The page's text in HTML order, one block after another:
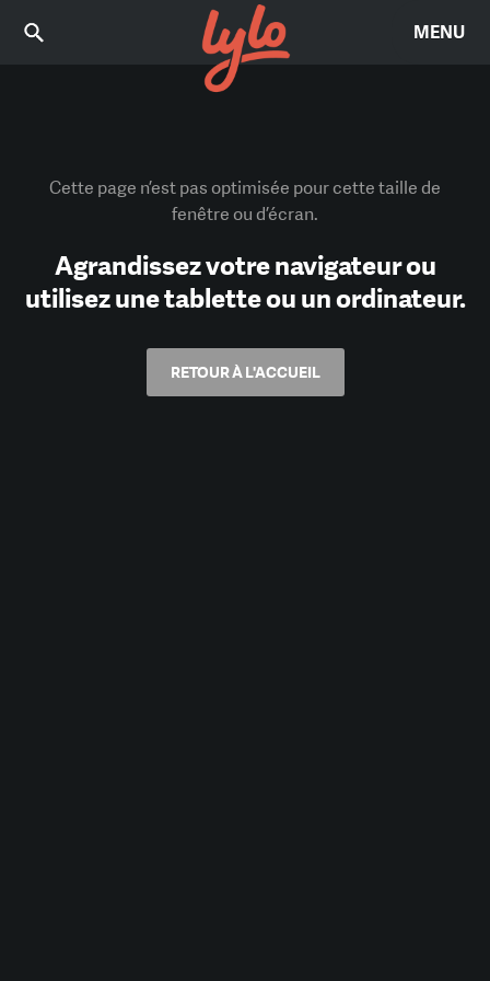
MENU
Cette page n’est pas optimisée pour cette taille de
fenêtre ou d’écran.
Agrandissez votre navigateur ou
utilisez une tablette ou un ordinateur.
RETOUR À L'ACCUEIL